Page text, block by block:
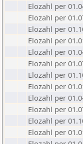
Elozahl per
Elozahl per
Elozahl per
Elozahl per
Elozahl per
Elozahl per
Elozahl per
Elozahl per
Elozahl per
Elozahl per
Elozahl per
Elozahl per